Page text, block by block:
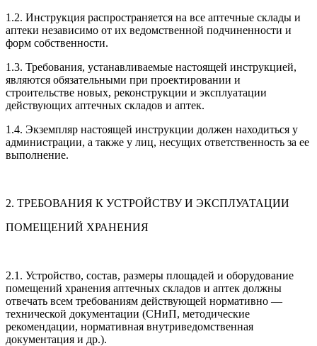
1.2. Инструкция распространяется на все аптечные склады и
аптеки независимо от их ведомственной подчиненности и
форм собственности.
1.3. Требования, устанавливаемые настоящей инструкцией,
являются обязательными при проектировании и
строительстве новых, реконструкции и эксплуатации
действующих аптечных складов и аптек.
1.4. Экземпляр настоящей инструкции должен находиться у
администрации, а также у лиц, несущих ответственность за ее
выполнение.
2. ТРЕБОВАНИЯ К УСТРОЙСТВУ И ЭКСПЛУАТАЦИИ
ПОМЕЩЕНИЙ ХРАНЕНИЯ
2.1. Устройство, состав, размеры площадей и оборудование
помещений хранения аптечных складов и аптек должны
отвечать всем требованиям действующей нормативно —
технической документации (СНиП, методические
рекомендации, нормативная внутриведомственная
документация и др.).